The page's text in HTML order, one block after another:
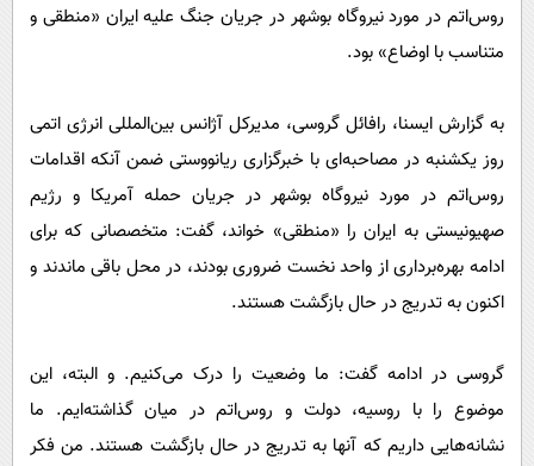
سرگرمی
محیط زیست
سلامت
فرهنگی
حیات وحش
سیاست خارجی
روس‌اتم در مورد نیروگاه بوشهر در جریان جنگ علیه ایران «منطقی و
متناسب با اوضاع» بود.
به گزارش ایسنا، رافائل گروسی، مدیرکل آژانس بین‌المللی انرژی اتمی
روز یکشنبه در مصاحبه‌ای با خبرگزاری ریانووستی ضمن آنکه اقدامات
روس‌اتم در مورد نیروگاه بوشهر در جریان حمله آمریکا و رژیم
صهیونیستی به ایران را «منطقی» خواند، گفت: متخصصانی که برای
ادامه بهره‌برداری از واحد نخست ضروری بودند، در محل باقی ماندند و
اکنون به تدریج در حال بازگشت هستند.
گروسی در ادامه گفت: ما وضعیت را درک می‌کنیم. و البته، این
موضوع را با روسیه، دولت و روس‌اتم در میان گذاشته‌ایم. ما
نشانه‌هایی داریم که آنها به تدریج در حال بازگشت هستند. من فکر